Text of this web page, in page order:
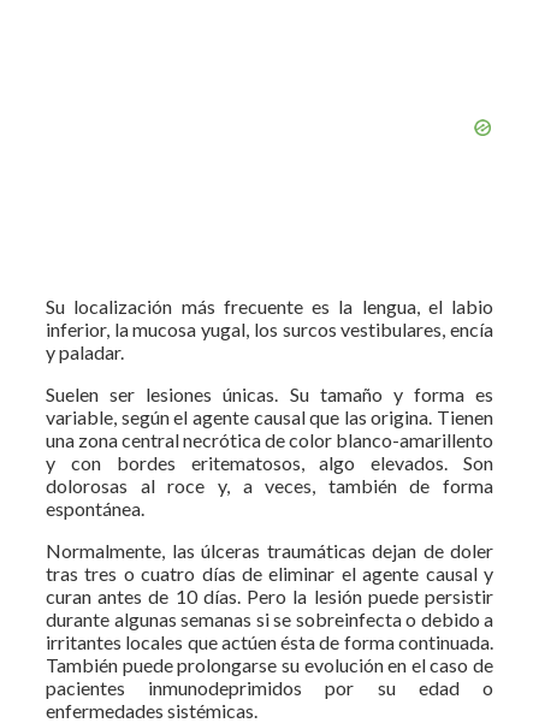
Su localización más frecuente es la lengua, el labio
inferior, la mucosa yugal, los surcos vestibulares, encía
y paladar.
Suelen ser lesiones únicas. Su tamaño y forma es
variable, según el agente causal que las origina. Tienen
una zona central necrótica de color blanco-amarillento
y con bordes eritematosos, algo elevados. Son
dolorosas al roce y, a veces, también de forma
espontánea.
Normalmente, las úlceras traumáticas dejan de doler
tras tres o cuatro días de eliminar el agente causal y
curan antes de 10 días. Pero la lesión puede persistir
durante algunas semanas si se sobreinfecta o debido a
irritantes locales que actúen ésta de forma continuada.
También puede prolongarse su evolución en el caso de
pacientes inmunodeprimidos por su edad o
enfermedades sistémicas.